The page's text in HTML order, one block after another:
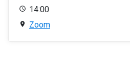
14:00
Zoom